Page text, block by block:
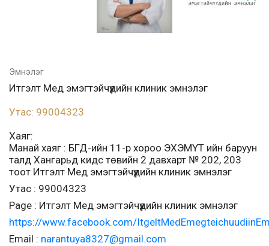
Эмнэлэг
Итгэлт Мед эмэгтэйчүүдийн клиник эмнэлэг
Утас: 99004323
Хаяг:
Манай хаяг : БГД-ийн 11-р хороо ЭХЭМҮТ ийн баруун
талд Хангарьд кидс төвийн 2 давхарт № 202, 203
тоот Итгэлт Мед эмэгтэйчүүдийн клиник эмнэлэг
Утас : 99004323
Page : Итгэлт Мед эмэгтэйчүүдийн клиник эмнэлэг
https://www.facebook.com/
Email : narantuya8327@gmail.com